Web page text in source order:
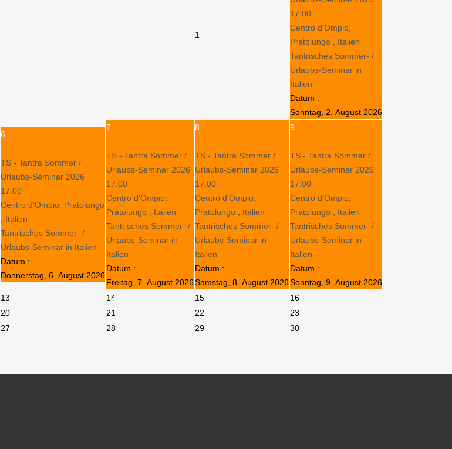
1
17:00
Centro d'Ompio,
Pratolungo , Italien
Tantrisches Sommer- /
Urlaubs-Seminar in
Italien
Datum :
Sonntag, 2. August 2026
6
TS - Tantra Sommer /
Urlaubs-Seminar 2026
17:00
Centro d'Ompio, Pratolungo
, Italien
Tantrisches Sommer- /
Urlaubs-Seminar in Italien
Datum :
Donnerstag, 6. August 2026
7
TS - Tantra Sommer /
Urlaubs-Seminar 2026
17:00
Centro d'Ompio,
Pratolungo , Italien
Tantrisches Sommer- /
Urlaubs-Seminar in
Italien
Datum :
Freitag, 7. August 2026
8
TS - Tantra Sommer /
Urlaubs-Seminar 2026
17:00
Centro d'Ompio,
Pratolungo , Italien
Tantrisches Sommer- /
Urlaubs-Seminar in
Italien
Datum :
Samstag, 8. August 2026
9
TS - Tantra Sommer /
Urlaubs-Seminar 2026
17:00
Centro d'Ompio,
Pratolungo , Italien
Tantrisches Sommer- /
Urlaubs-Seminar in
Italien
Datum :
Sonntag, 9. August 2026
13 14 15
16
20 21 22
23
27 28 29
30